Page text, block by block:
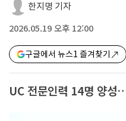
한지명 기자
2026.05.19 오후 12:00
구글에서 뉴스1 즐겨찾기
UC 전문인력 14명 양성